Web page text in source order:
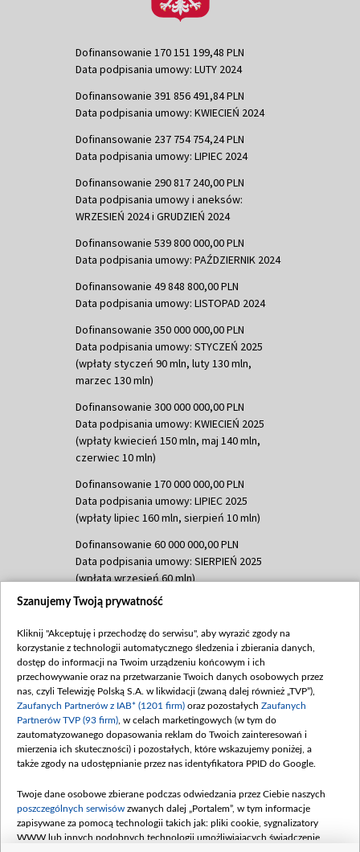
Dofinansowanie 170 151 199,48 PLN
Data podpisania umowy: LUTY 2024
Dofinansowanie 391 856 491,84 PLN
Data podpisania umowy: KWIECIEŃ 2024
Dofinansowanie 237 754 754,24 PLN
Data podpisania umowy: LIPIEC 2024
Dofinansowanie 290 817 240,00 PLN
Data podpisania umowy i aneksów:
WRZESIEŃ 2024 i GRUDZIEŃ 2024
Dofinansowanie 539 800 000,00 PLN
Data podpisania umowy: PAŹDZIERNIK 2024
Dofinansowanie 49 848 800,00 PLN
Data podpisania umowy: LISTOPAD 2024
Dofinansowanie 350 000 000,00 PLN
Data podpisania umowy: STYCZEŃ 2025
(wpłaty styczeń 90 mln, luty 130 mln,
marzec 130 mln)
Dofinansowanie 300 000 000,00 PLN
Data podpisania umowy: KWIECIEŃ 2025
(wpłaty kwiecień 150 mln, maj 140 mln,
czerwiec 10 mln)
Dofinansowanie 170 000 000,00 PLN
Data podpisania umowy: LIPIEC 2025
(wpłaty lipiec 160 mln, sierpień 10 mln)
Dofinansowanie 60 000 000,00 PLN
Data podpisania umowy: SIERPIEŃ 2025
(wpłata wrzesień 60 mln)
Dofinansowanie 635 783 051,21 PLN
(wpłata wrzesień 100 mln, październik 350
mln, listopad 265 mln)
Dofinansowanie 48 862 000,00 PLN
Data podpisania umowy: GRUDZIEŃ 2025
(wpłata grudzień 60,548 mln)
Dofinansowanie 900 000 000,00 PLN
Data podpisania umowy: LUTY 2026 (wpłata
kwiecień 180 mln, 7 maja 180 mln, 8
czerwca 90 mln)
Dofinansowanie 250 000 000,00 PLN
Szanujemy Twoją prywatność
Kliknij "Akceptuję i przechodzę do serwisu", aby wyrazić zgody na
korzystanie z technologii automatycznego śledzenia i zbierania danych,
dostęp do informacji na Twoim urządzeniu końcowym i ich
przechowywanie oraz na przetwarzanie Twoich danych osobowych przez
nas, czyli Telewizję Polską S.A. w likwidacji (zwaną dalej również „TVP”),
Zaufanych Partnerów z IAB* (1201 firm) oraz pozostałych Zaufanych
Partnerów TVP (93 firm) , w celach marketingowych (w tym do
zautomatyzowanego dopasowania reklam do Twoich zainteresowań i
mierzenia ich skuteczności) i pozostałych, które wskazujemy poniżej, a
także zgody na udostępnianie przez nas identyfikatora PPID do Google.
Twoje dane osobowe zbierane podczas odwiedzania przez Ciebie naszych
poszczególnych serwisów zwanych dalej „Portalem”, w tym informacje
zapisywane za pomocą technologii takich jak: pliki cookie, sygnalizatory
WWW lub innych podobnych technologii umożliwiających świadczenie